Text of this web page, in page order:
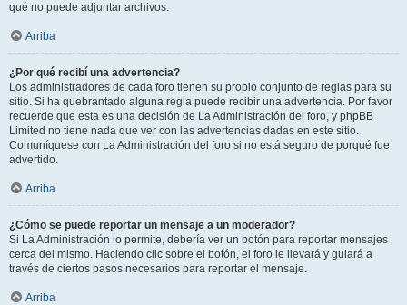
qué no puede adjuntar archivos.
Arriba
¿Por qué recibí una advertencia?
Los administradores de cada foro tienen su propio conjunto de reglas para su
sitio. Si ha quebrantado alguna regla puede recibir una advertencia. Por favor
recuerde que esta es una decisión de La Administración del foro, y phpBB
Limited no tiene nada que ver con las advertencias dadas en este sitio.
Comuníquese con La Administración del foro si no está seguro de porqué fue
advertido.
Arriba
¿Cómo se puede reportar un mensaje a un moderador?
Si La Administración lo permite, debería ver un botón para reportar mensajes
cerca del mismo. Haciendo clic sobre el botón, el foro le llevará y guiará a
través de ciertos pasos necesarios para reportar el mensaje.
Arriba